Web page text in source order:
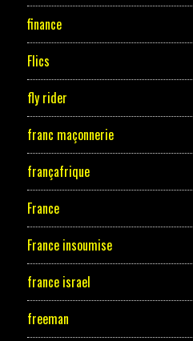
finance
Flics
fly rider
franc maçonnerie
françafrique
France
France insoumise
france israel
freeman